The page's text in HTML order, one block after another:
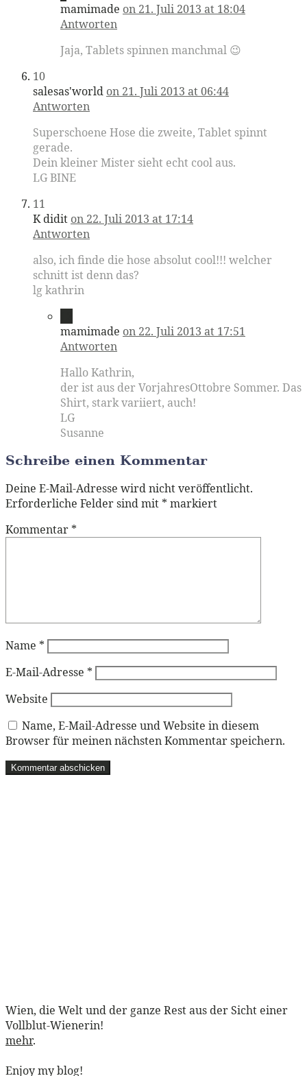
mamimade on 21. Juli 2013 at 18:04
Antworten
Jaja, Tablets spinnen manchmal 😉
10
salesas'world on 21. Juli 2013 at 06:44
Antworten
Superschoene Hose die zweite, Tablet spinnt
gerade.
Dein kleiner Mister sieht echt cool aus.
LG BINE
11
K didit on 22. Juli 2013 at 17:14
Antworten
also, ich finde die hose absolut cool!!! welcher
schnitt ist denn das?
lg kathrin
mamimade on 22. Juli 2013 at 17:51
Antworten
Hallo Kathrin,
der ist aus der VorjahresOttobre Sommer. Das
Shirt, stark variiert, auch!
LG
Susanne
Schreibe einen Kommentar
Deine E-Mail-Adresse wird nicht veröffentlicht.
Erforderliche Felder sind mit * markiert
Kommentar *
Name *
E-Mail-Adresse *
Website
Name, E-Mail-Adresse und Website in diesem
Browser für meinen nächsten Kommentar speichern.
Wien, die Welt und der ganze Rest aus der Sicht einer
Vollblut-Wienerin!
mehr.
Enjoy my blog!